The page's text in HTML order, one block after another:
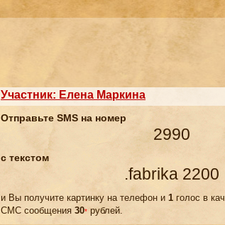
Участник: Елена Маркина
Отправьте SMS на номер
2990
с текстом
.fabrika 2200
и Вы получите картинку на телефон и 1 голос в
СМС сообщения 30* рублей.